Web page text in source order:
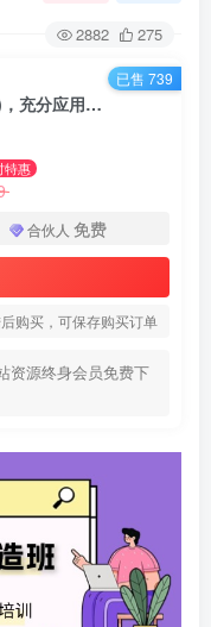
2882 275
2024拼多多-单品爆款打造班(更新6月)，充分应用你的流量，增长实战培训
特惠
合伙人 免费
购买，可保存购买订单
资源终身会员免费下
已售 739